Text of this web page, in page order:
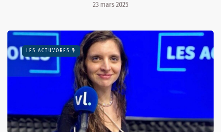
23 mars 2025
LES ACTUVORES 🎙